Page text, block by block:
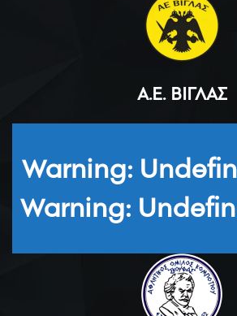
Α.Ε. ΒΊΓΛΑΣ
Warning:
Warning: